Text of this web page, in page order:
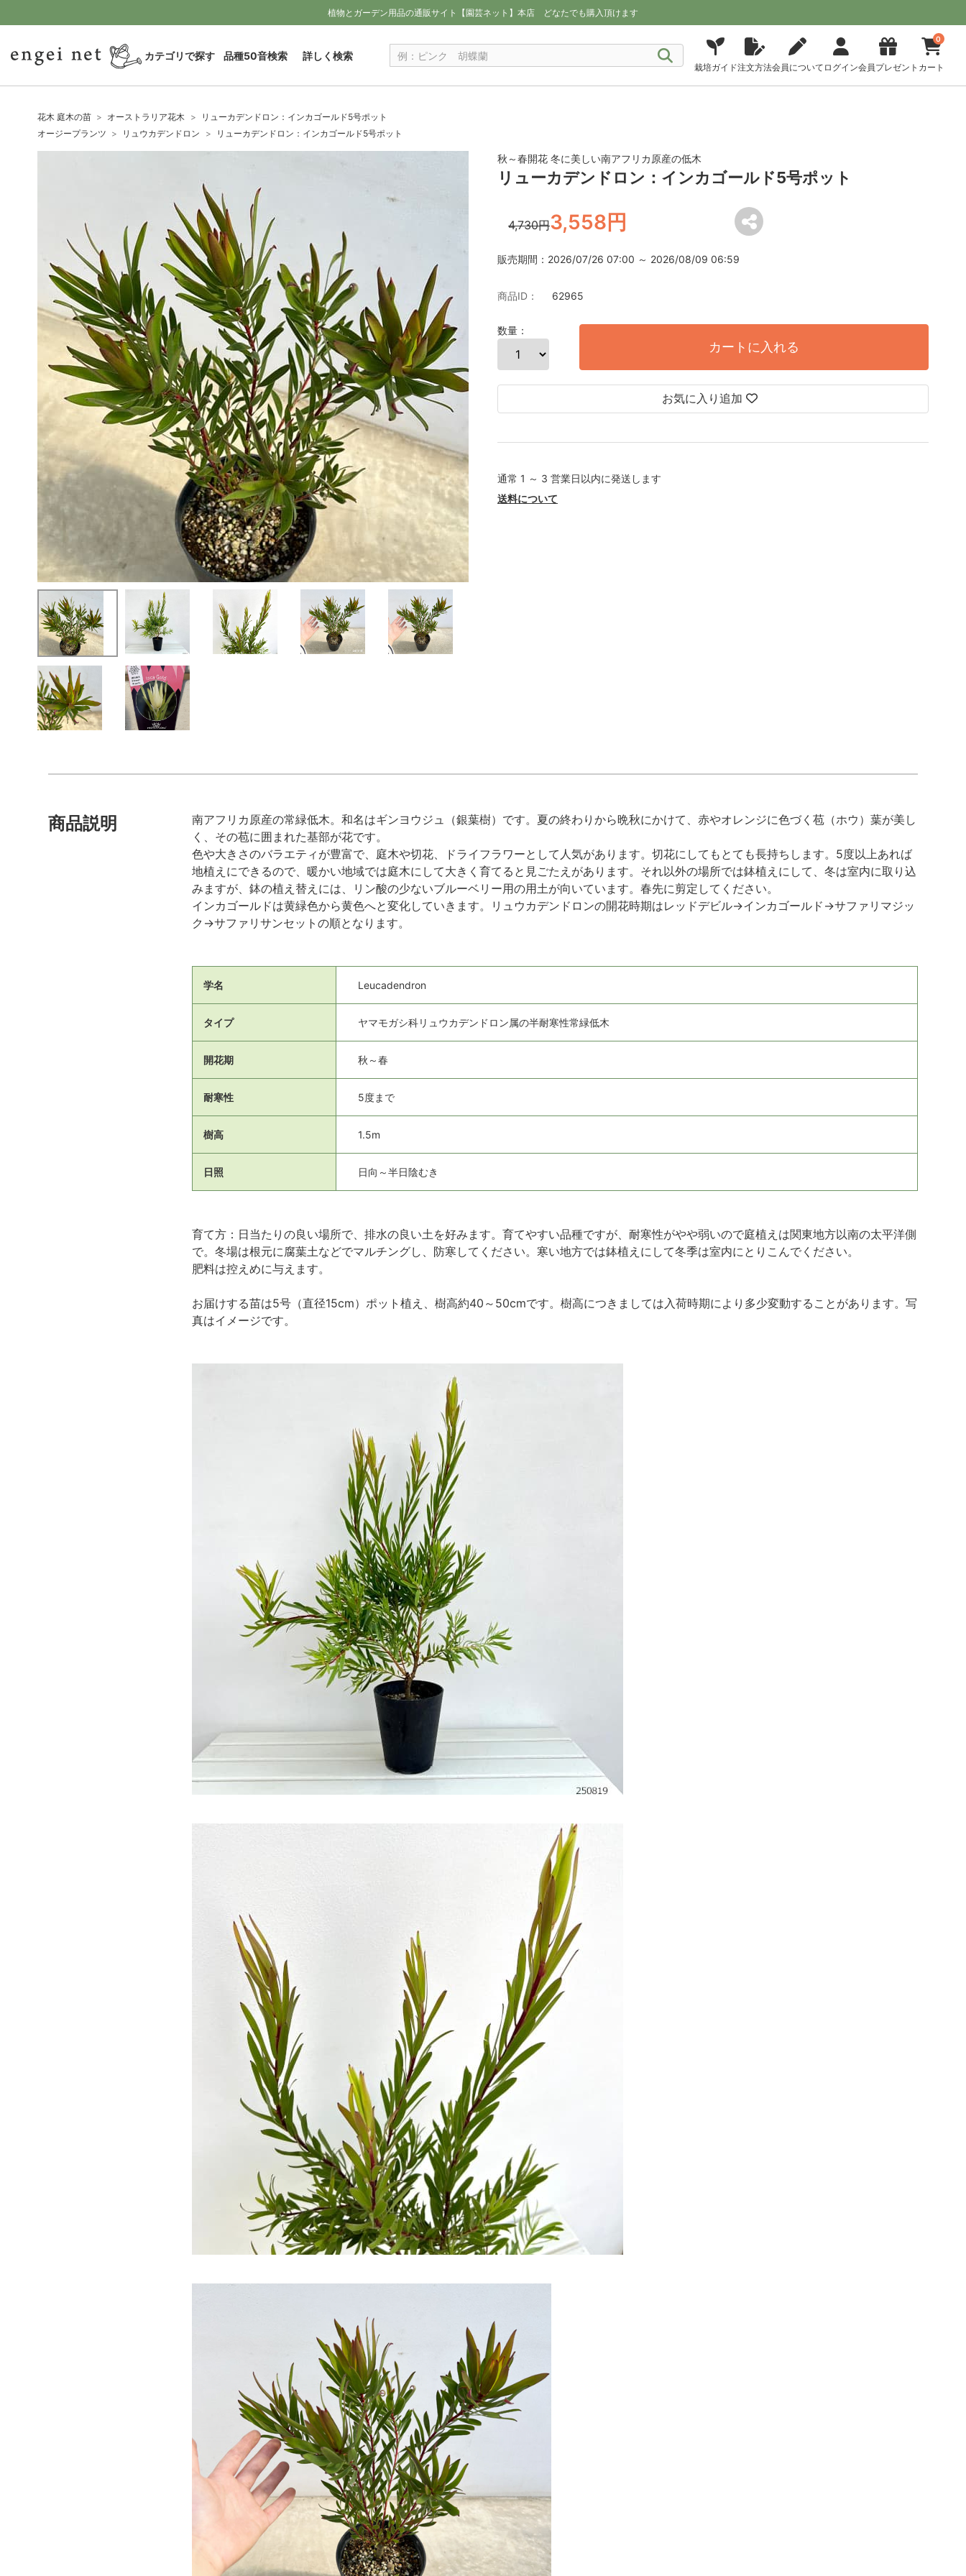
植物とガーデン用品の通販サイト【園芸ネット】本店 どなたでも購入頂けます
カテゴリで探す 品種50音検索 詳しく検索
栽培ガイド注文方法会員について ログイン会員プレゼント
0
カート
花木 庭木の苗 オーストラリア花木
リューカデンドロン：インカゴールド5号ポット
オージープランツ
リュウカデンドロン リューカデンドロン：インカゴールド5号ポット
秋～春開花 冬に美しい南アフリカ原産の低木
リューカデンドロン：インカゴールド5号ポット
4,730円3,558円
販売期間：2026/07/26 07:00 ～ 2026/08/09 06:59
商品ID： 62965
数量：
カートに入れる
お気に入り追加
通常 1 ～ 3 営業日以内に発送します
送料について
商品説明
南アフリカ原産の常緑低木。和名はギンヨウジュ（銀葉樹）です。夏の終わりから晩秋にかけて、赤やオレンジに色づく苞（ホウ）葉が美し
く、その苞に囲まれた基部が花です。
色や大きさのバラエティが豊富で、庭木や切花、ドライフラワーとして人気があります。切花にしてもとても長持ちします。5度以上あれば
地植えにできるので、暖かい地域では庭木にして大きく育てると見ごたえがあります。それ以外の場所では鉢植えにして、冬は室内に取り込
みますが、鉢の植え替えには、リン酸の少ないブルーベリー用の用土が向いています。春先に剪定してください。
インカゴールドは黄緑色から黄色へと変化していきます。リュウカデンドロンの開花時期はレッドデビル→インカゴールド→サファリマジッ
ク→サファリサンセットの順となります。
学名 Leucadendron
タイプ ヤマモガシ科リュウカデンドロン属の半耐寒性常緑低木
開花期 秋～春
耐寒性 5度まで
樹高 1.5m
日照 日向～半日陰むき
育て方：日当たりの良い場所で、排水の良い土を好みます。育てやすい品種ですが、耐寒性がやや弱いので庭植えは関東地方以南の太平洋側
で。冬場は根元に腐葉土などでマルチングし、防寒してください。寒い地方では鉢植えにして冬季は室内にとりこんでください。
肥料は控えめに与えます。
お届けする苗は5号（直径15cm）ポット植え、樹高約40～50cmです。樹高につきましては入荷時期により多少変動することがあります。写
真はイメージです。